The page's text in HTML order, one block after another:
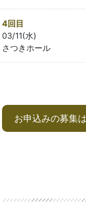
4回目
03/11(水)
さつきホール
お申込みの募集